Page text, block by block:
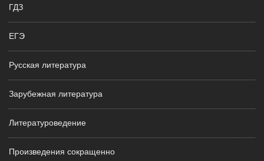
ГДЗ
ЕГЭ
Русская литература
Зарубежная литература
Литературоведение
Произведения сокращенно